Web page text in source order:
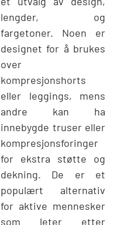
lengder, og
fargetoner. Noen er
designet for å brukes
over
kompresjonshorts
eller leggings, mens
andre kan ha
innebygde truser eller
kompresjonsforinger
for ekstra støtte og
dekning. De er et
populært alternativ
for aktive mennesker
som leter etter